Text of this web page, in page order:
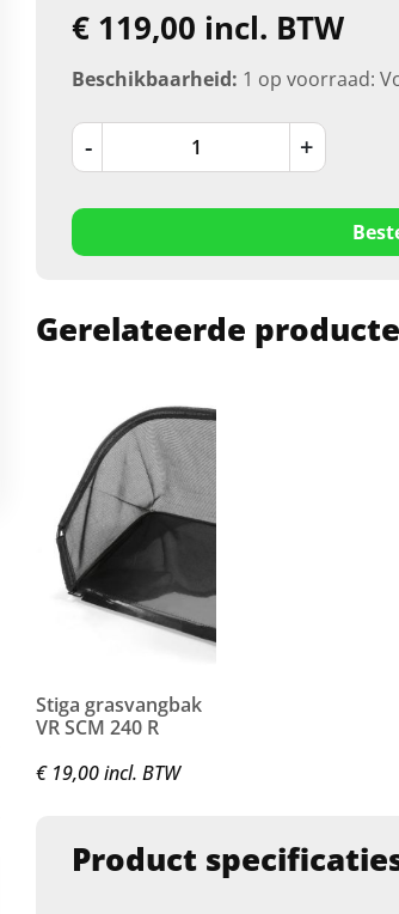
€ 119,00 incl. BTW
Beschikbaarheid: 1 op voorraad:
- +
Gerelateerde
Stiga grasvangbak
VR SCM 240 R
€ 19,00 incl. BTW
Product